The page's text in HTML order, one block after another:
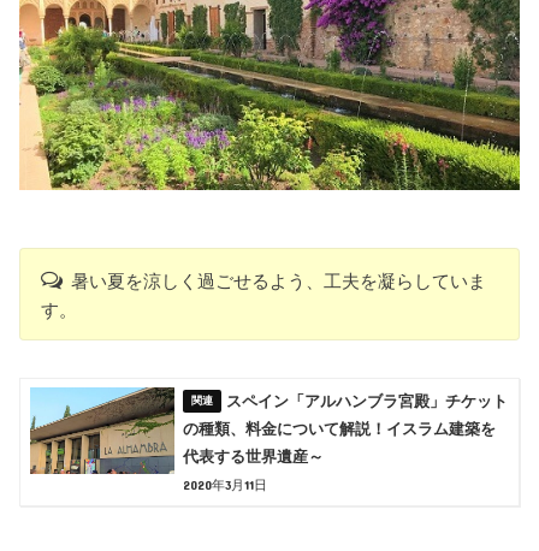
暑い夏を涼しく過ごせるよう、工夫を凝らしていま
す。
スペイン「アルハンブラ宮殿」チケット
の種類、料金について解説！イスラム建築を
代表する世界遺産～
2020年3月11日